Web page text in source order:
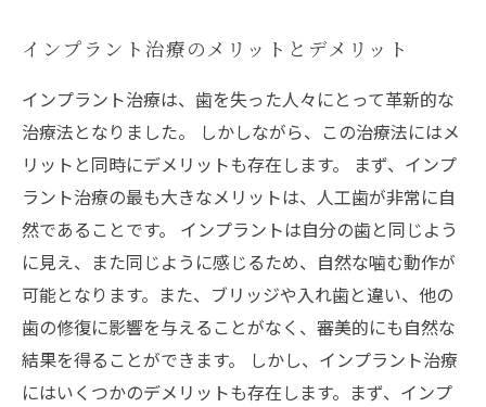
インプラント治療のメリットとデメリット
インプラント治療は、歯を失った人々にとって革新的な
治療法となりました。 しかしながら、この治療法にはメ
リットと同時にデメリットも存在します。 まず、インプ
ラント治療の最も大きなメリットは、人工歯が非常に自
然であることです。 インプラントは自分の歯と同じよう
に見え、また同じように感じるため、自然な噛む動作が
可能となります。また、ブリッジや入れ歯と違い、他の
歯の修復に影響を与えることがなく、審美的にも自然な
結果を得ることができます。 しかし、インプラント治療
にはいくつかのデメリットも存在します。まず、インプ